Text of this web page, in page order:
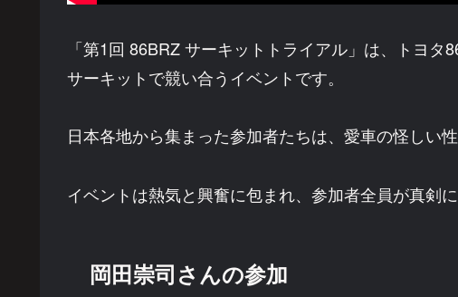
「第1回 86BRZ サーキットトライアル」は、トヨタ
サーキットで競い合うイベントです。
日本各地から集まった参加者たちは、愛車の怪しい
イベントは熱気と興奮に包まれ、参加者全員が真剣
岡田崇司さんの参加